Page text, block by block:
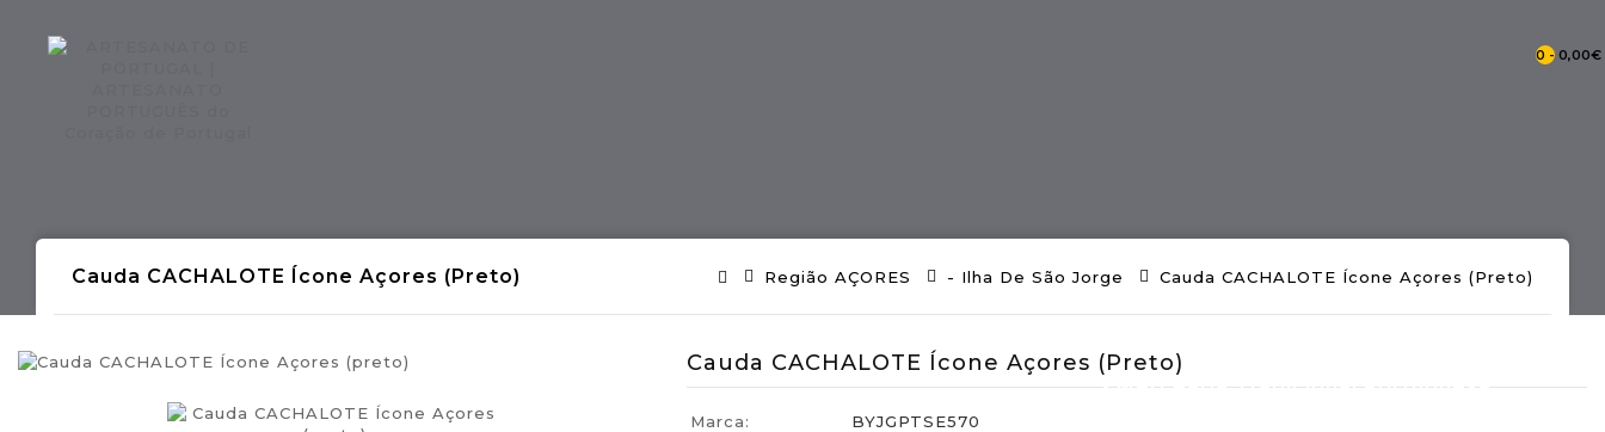
0 - 0,00€
- Mercearia Tradicional Portuguesa
Cauda CACHALOTE Ícone Açores (preto) Região AÇORES - Ilha De São Jorge Cauda CACHALOTE Ícone Açores (preto)
Cauda CACHALOTE Ícone Açores (preto)
Marca:
BYJGPTSE570